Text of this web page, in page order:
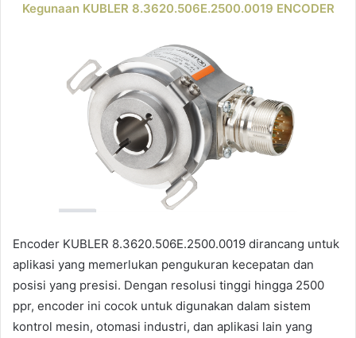
Kegunaan KUBLER 8.3620.506E.2500.0019 ENCODER
Encoder KUBLER 8.3620.506E.2500.0019 dirancang untuk
aplikasi yang memerlukan pengukuran kecepatan dan
posisi yang presisi. Dengan resolusi tinggi hingga 2500
ppr, encoder ini cocok untuk digunakan dalam sistem
kontrol mesin, otomasi industri, dan aplikasi lain yang